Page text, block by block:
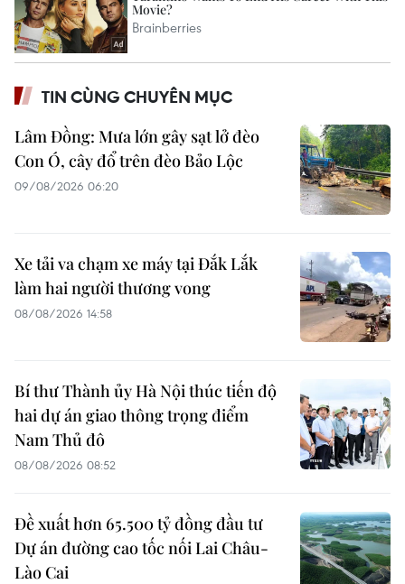
TIN CÙNG CHUYÊN MỤC
Lâm Đồng: Mưa lớn gây sạt lở đèo
Con Ó, cây đổ trên đèo Bảo Lộc
09/08/2026 06:20
Xe tải va chạm xe máy tại Đắk Lắk
làm hai người thương vong
08/08/2026 14:58
Bí thư Thành ủy Hà Nội thúc tiến độ
hai dự án giao thông trọng điểm
Nam Thủ đô
08/08/2026 08:52
Đề xuất hơn 65.500 tỷ đồng đầu tư
Dự án đường cao tốc nối Lai Châu-
Lào Cai